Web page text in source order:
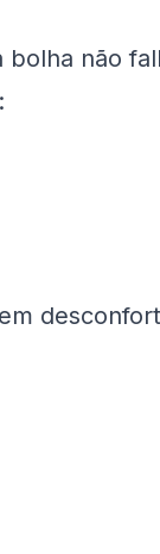
bolha não